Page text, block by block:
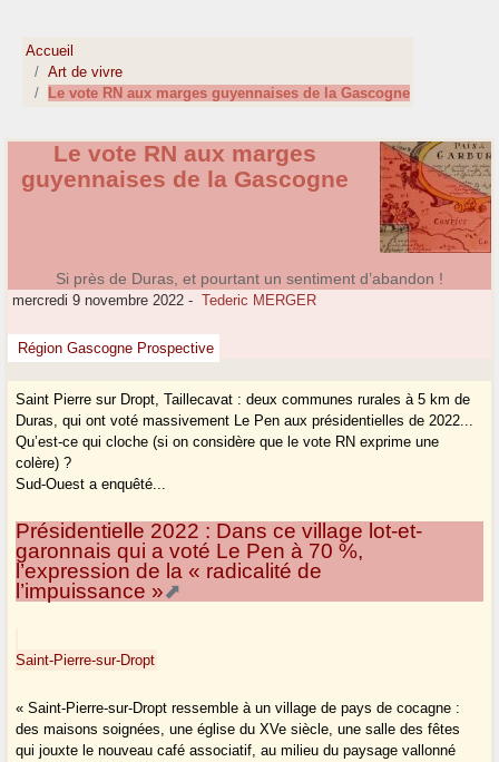
Accueil
Art de vivre
Le vote RN aux marges guyennaises de la Gascogne
Le vote RN aux marges
guyennaises de la Gascogne
Si près de Duras, et pourtant un sentiment d’abandon !
mercredi 9 novembre 2022 - Tederic MERGER
Région Gascogne Prospective
Saint Pierre sur Dropt, Taillecavat : deux communes rurales à 5 km de
Duras, qui ont voté massivement Le Pen aux présidentielles de 2022...
Qu’est-ce qui cloche (si on considère que le vote RN exprime une
colère) ?
Sud-Ouest a enquêté...
Présidentielle 2022 : Dans ce village lot-et-
garonnais qui a voté Le Pen à 70 %,
l’expression de la « radicalité de
l’impuissance »
Saint-Pierre-sur-Dropt
« Saint-Pierre-sur-Dropt ressemble à un village de pays de cocagne :
des maisons soignées, une église du XVe siècle, une salle des fêtes
qui jouxte le nouveau café associatif, au milieu du paysage vallonné